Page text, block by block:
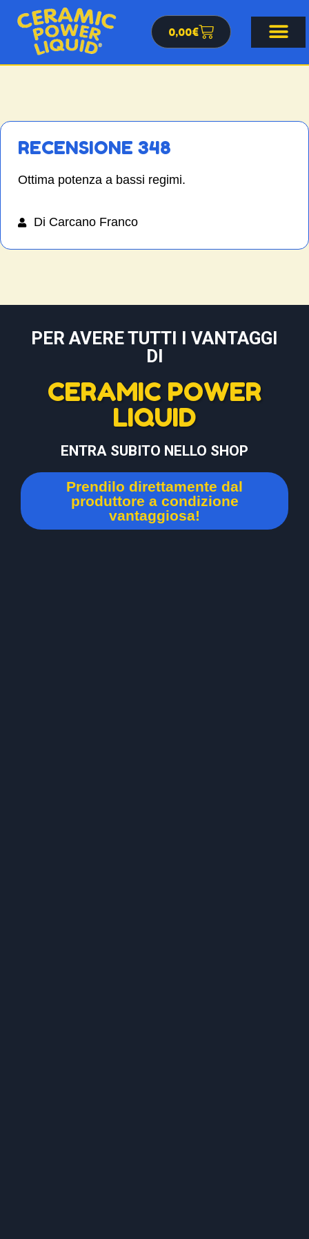
0,00€
RECENSIONE 348
Ottima potenza a bassi regimi.
Di Carcano Franco
PER AVERE TUTTI I VANTAGGI
DI
CERAMIC POWER
LIQUID
ENTRA SUBITO NELLO SHOP
Prendilo direttamente dal
produttore a condizione
vantaggiosa!